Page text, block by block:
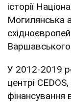
історії
Могилянська
Варшавського
У 2012-2019
центрі
фінансування